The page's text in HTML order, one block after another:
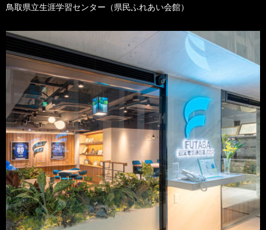
鳥取県立生涯学習センター（県民ふれあい会館）